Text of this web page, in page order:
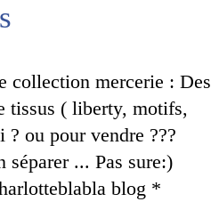
collection mercerie : Des
tissus ( liberty, motifs,
ou pour vendre ???
séparer ... Pas sure:)
blog *